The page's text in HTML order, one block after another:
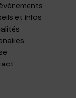
et infos